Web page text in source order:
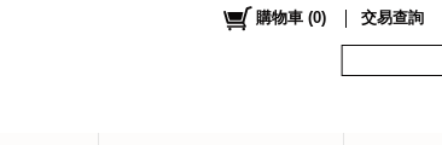
購物車 (0) 交易查詢